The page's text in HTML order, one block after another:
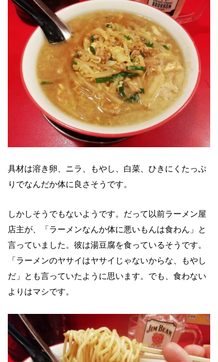
具材は溶き卵、ニラ、もやし、白菜、ひきにくたっぷ
りでなんだか体に良さそうです。
しかしそうでもないようです。だって以前ラーメン屋
店主が、「ラーメンなんか体に悪いもんは食わん」と
言っていました。彼は湯豆腐を食っているそうです。
「ラーメンのヤサイはヤサイじゃないからな、もやし
だ」とも言っていたように思います。でも、食わない
よりはマシです。